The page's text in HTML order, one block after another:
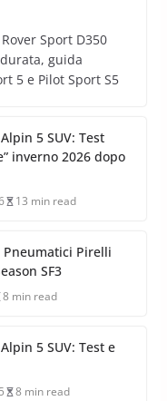
Sport D350
guida
5 e Pilot Sport S5
5 SUV: Test
inverno 2026 dopo
13 min read
Pneumatici Pirelli
SF3
8 min read
5 SUV: Test e
8 min read